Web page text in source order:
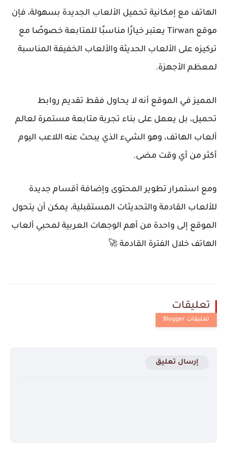
الهاتف مع إمكانية تحميل الألعاب الجديدة بسهولة، فإن
موقع Tirwan يعتبر خيارًا مناسبًا للمتابعة خصوصًا مع
تركيزه على الألعاب الحديثة والألعاب الخفيفة المناسبة
لمعظم الأجهزة.
المميز في الموقع أنه لا يحاول فقط تقديم روابط
تحميل، بل يعمل على بناء تجربة متابعة مستمرة لعالم
ألعاب الهاتف، وهو الشيء الذي يبحث عنه اللاعب اليوم
أكثر من أي وقت مضى.
ومع استمرار تطوير المحتوى وإضافة أقسام جديدة
للألعاب القادمة والتحديثات المستقبلية، يمكن أن يتحول
الموقع إلى واحدة من أهم الوجهات العربية لمحبي ألعاب
الهاتف خلال الفترة القادمة 🚀
تعليقات
إرسال تعليق